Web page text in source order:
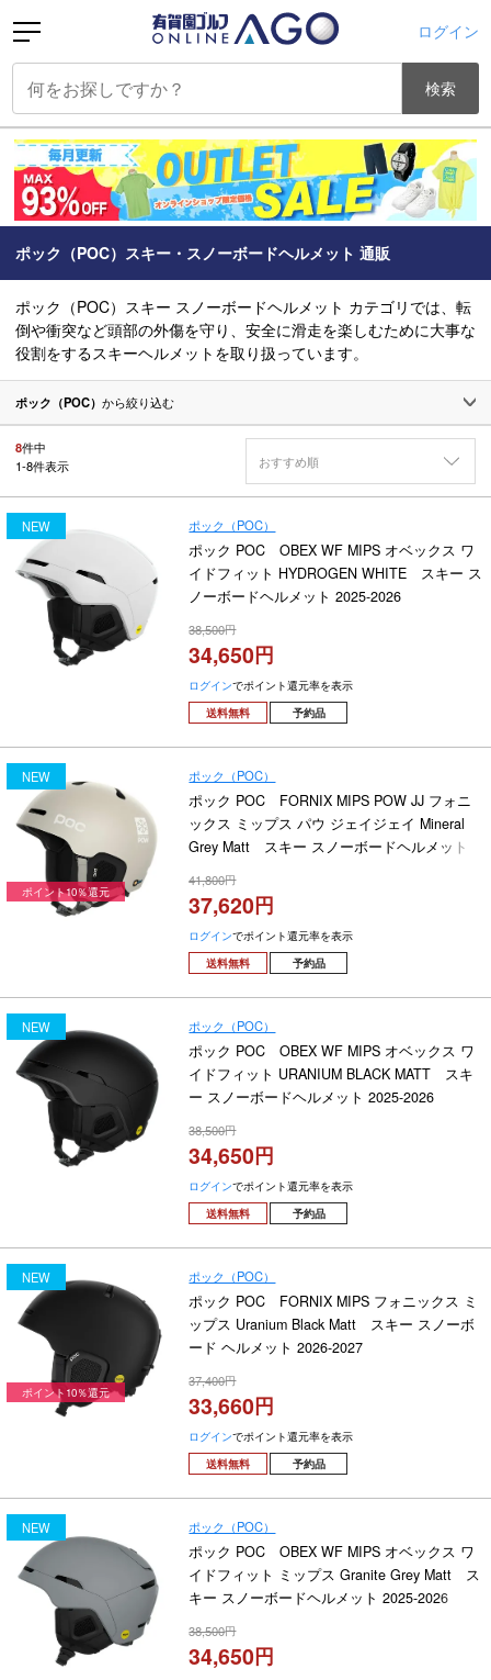
ログイン
検索
ポック（POC）スキー・スノーボードヘルメット 通販
ポック（POC）スキー スノーボードヘルメット カテゴリでは、転
倒や衝突など頭部の外傷を守り、安全に滑走を楽しむために大事な
役割をするスキーヘルメットを取り扱っています。
ポック（POC） から絞り込む
8件中
1-8件表示 おすすめ順
NEW ポック（POC）
ポック POC OBEX WF MIPS オベックス ワ
イドフィット HYDROGEN WHITE スキー ス
ノーボードヘルメット 2025-2026
38,500
34,650
ログインでポイント還元率を表示
送料無料
予約品
NEW ポック（POC）
ポック POC FORNIX MIPS POW JJ フォニ
ックス ミップス パウ ジェイジェイ Mineral
Grey Matt スキー スノーボードヘルメット
41,800
37,620
ログインでポイント還元率を表示
送料無料
予約品
ポイント10％還元
NEW ポック（POC）
ポック POC OBEX WF MIPS オベックス ワ
イドフィット URANIUM BLACK MATT スキ
ー スノーボードヘルメット 2025-2026
38,500
34,650
ログインでポイント還元率を表示
送料無料
予約品
NEW ポック（POC）
ポック POC FORNIX MIPS フォニックス ミ
ップス Uranium Black Matt スキー スノーボ
ード ヘルメット 2026-2027
37,400
33,660
ログインでポイント還元率を表示
送料無料
予約品
ポイント10％還元
NEW ポック（POC）
ポック POC OBEX WF MIPS オベックス ワ
イドフィット ミップス Granite Grey Matt ス
キー スノーボードヘルメット 2025-2026
38,500
34,650